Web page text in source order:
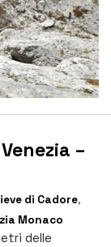
–
di Cadore,
Monaco
delle